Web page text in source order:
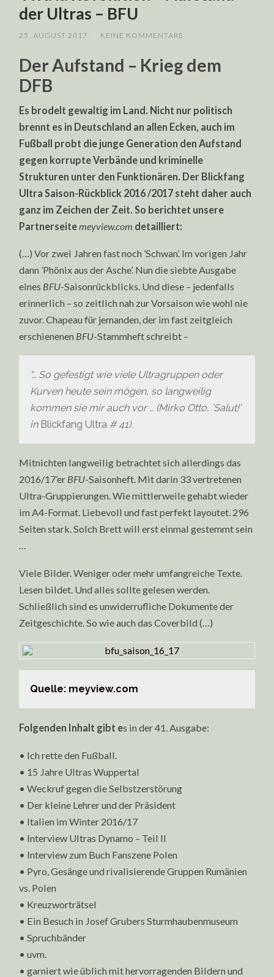
der Ultras – BFU
25. AUGUST 2017 KEINE KOMMENTARE
Der Aufstand – Krieg dem
DFB
Es brodelt gewaltig im Land. Nicht nur politisch
brennt es in Deutschland an allen Ecken, auch im
Fußball probt die junge Generation den Aufstand
gegen korrupte Verbände und kriminelle
Strukturen unter den Funktionären. Der Blickfang
Ultra Saison-Rückblick 2016 /2017 steht daher auch
ganz im Zeichen der Zeit. So berichtet unsere
Partnerseite meyview.com detailliert:
(…) Vor zwei Jahren fast noch ’Schwan’. Im vorigen Jahr
dann ’Phönix aus der Asche’. Nun die siebte Ausgabe
eines BFU-Saisonrückblicks. Und diese – jedenfalls
erinnerlich – so zeitlich nah zur Vorsaison wie wohl nie
zuvor. Chapeau für jemanden, der im fast zeitgleich
erschienenen BFU-Stammheft schreibt –
“… So gefestigt wie viele Ultragruppen oder
Kurven heute sein mögen, so langweilig
kommen sie mir auch vor … (Mirko Otto, ’Salut!’
inBlickfang Ultra # 41).
Mitnichten langweilig betrachtet sich allerdings das
2016/17’er BFU-Saisonheft. Mit darin 33 vertretenen
Ultra-Gruppierungen. Wie mittlerweile gehabt wieder
im A4-Format. Liebevoll und fast perfekt layoutet. 296
Seiten stark. Solch Brett will erst einmal gestemmt sein
…
Viele Bilder. Weniger oder mehr umfangreiche Texte.
Lesen bildet. Und alles sollte gelesen werden.
Schließlich sind es unwiderrufliche Dokumente der
Zeitgeschichte. So wie auch das Coverbild (…)
Quelle: meyview.com
Folgenden Inhalt gibt es in der 41. Ausgabe:
• Ich rette den Fußball.
• 15 Jahre Ultras Wuppertal
• Weckruf gegen die Selbstzerstörung
• Der kleine Lehrer und der Präsident
• Italien im Winter 2016/17
• Interview Ultras Dynamo – Teil II
• Interview zum Buch Fanszene Polen
• Pyro, Gesänge und rivalisierende Gruppen Rumänien
vs. Polen
• Kreuzworträtsel
• Ein Besuch in Josef Grubers Sturmhaubenmuseum
• Spruchbänder
• uvm.
• garniert wie üblich mit hervorragenden Bildern und